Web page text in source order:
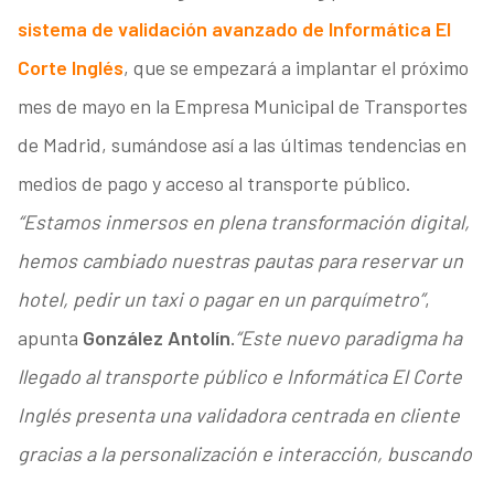
sistema de validación avanzado de Informática El
Corte Inglés, que se empezará a implantar el próximo
mes de mayo en la Empresa Municipal de Transportes
de Madrid, sumándose así a las últimas tendencias en
medios de pago y acceso al transporte público.
“Estamos inmersos en plena transformación digital,
hemos cambiado nuestras pautas para reservar un
hotel, pedir un taxi o pagar en un parquímetro”,
apunta González Antolín.“Este nuevo paradigma ha
llegado al transporte público e Informática El Corte
Inglés presenta una validadora centrada en cliente
gracias a la personalización e interacción, buscando